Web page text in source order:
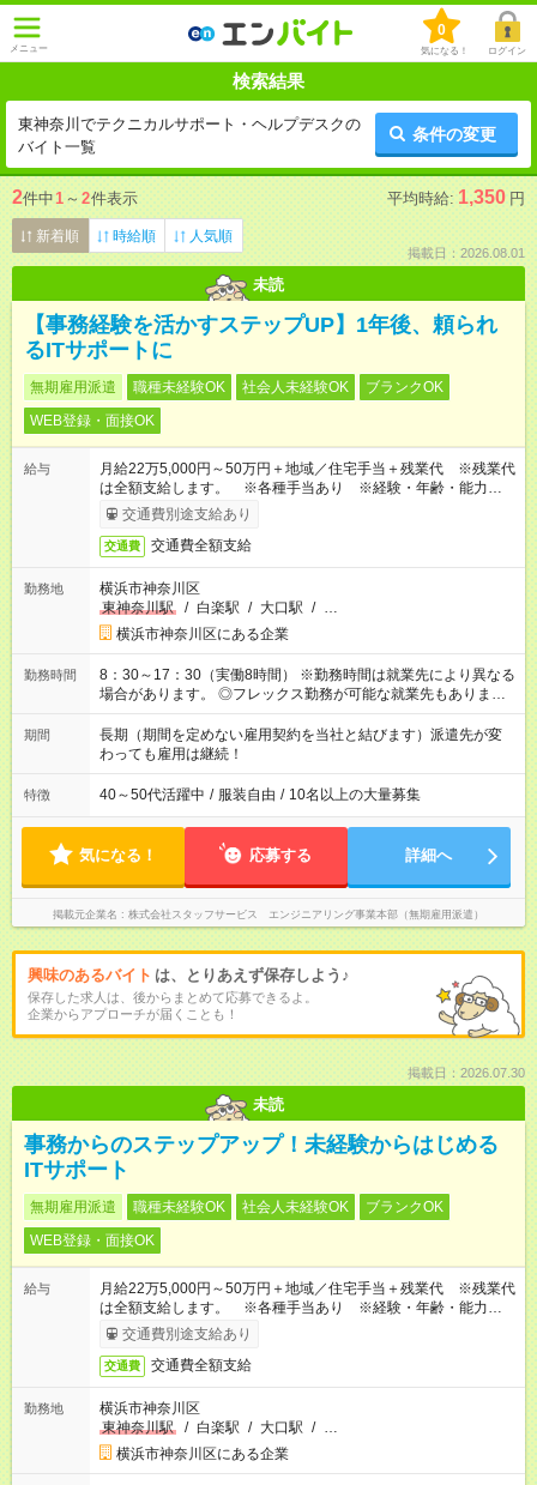
メニュー
0
気になる！ ログイン
検索結果
東神奈川でテクニカルサポート・ヘルプデスクの
バイト一覧
条件の変更
2件中1 ～ 2件表示 平均時給: 1,350 円
新着順 時給順 人気順
掲載日：2026.08.01
未読
【事務経験を活かすステップUP】1年後、頼られ
るITサポートに
無期雇用派遣 職種未経験OK 社会人未経験OK
ブランクOK
WEB登録・面接OK
給与
月給22万5,000円～50万円＋地域／住宅手当＋残業代 ※残業代
は全額支給します。 ※各種手当あり ※経験・年齢・能力等を
考慮して加給・優遇します。
交通費別途支給あり
交通費 交通費全額支給
勤務地
横浜市神奈川区
東神奈川駅
/ 白楽駅 / 大口駅 / …
横浜市神奈川区にある企業
勤務時間
8：30～17：30（実働8時間） ※勤務時間は就業先により異なる
場合があります。 ◎フレックス勤務が可能な就業先もありま
す。 ◎今よりもさらに働きやすい環境をつくるべく、 働き方
改革に全社をあげて取り組んでいます。
期間
長期（期間を定めない雇用契約を当社と結びます）派遣先が変
わっても雇用は継続！
特徴 40～50代活躍中 / 服装自由 / 10名以上の大量募集
気になる！ 応募する 詳細へ
掲載元企業名 株式会社スタッフサービス エンジニアリング事業本部（無期雇用派遣）
興味のあるバイト は、とりあえず保存しよう♪
保存した求人は、後からまとめて応募できるよ。
企業からアプローチが届くことも！
掲載日：2026.07.30
未読
事務からのステップアップ！未経験からはじめる
ITサポート
無期雇用派遣 職種未経験OK 社会人未経験OK
ブランクOK
WEB登録・面接OK
給与
月給22万5,000円～50万円＋地域／住宅手当＋残業代 ※残業代
は全額支給します。 ※各種手当あり ※経験・年齢・能力等を
考慮して加給・優遇します。
交通費別途支給あり
交通費 交通費全額支給
勤務地
横浜市神奈川区
東神奈川駅
/ 白楽駅 / 大口駅 / …
横浜市神奈川区にある企業